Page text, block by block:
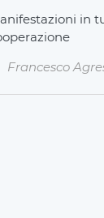
in
Francesco